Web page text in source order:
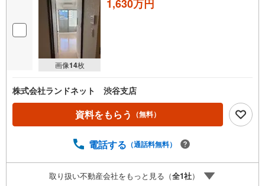
■共用施設はウォーターガーデンやスカイラウンジ、ゲストルームなど！
【弊社の特徴について】
■駐車場完備。お車でのご来場も可能です。
■キッズスペースもございますので、小さなお子様がいらっしゃるご家族も
お気軽にご来場ください！
【営業時間 10:00～19:00】（定休日なし）火曜日・水曜日も営業しており
画像14枚
1,630万円
株式会社ランドネット 渋谷支店
資料をもらう （無料）
電話する （通話料無料）
取り扱い不動産会社をもっと見る（全1社）